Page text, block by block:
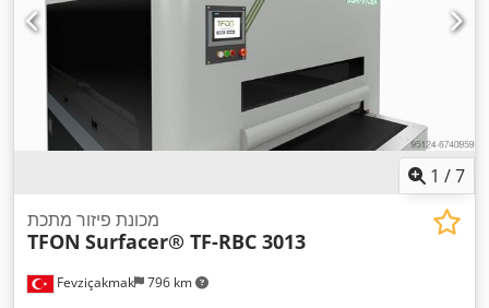
1 /7
Fevziçakmak 796 km
מכונת פיזור מתכת
TFON Surfacer® TF-RBC 3013